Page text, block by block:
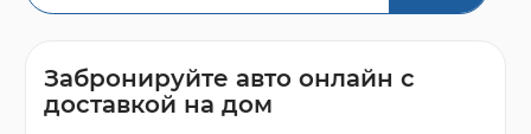
Забронируйте авто онлайн с
доставкой на дом